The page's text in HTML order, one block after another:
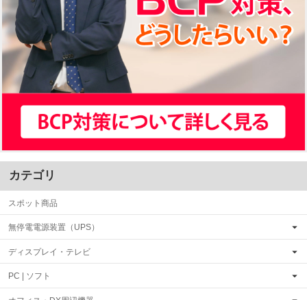
カテゴリ
スポット商品
無停電電源装置（UPS）
ディスプレイ・テレビ
PC | ソフト